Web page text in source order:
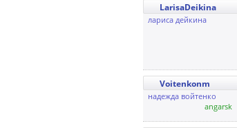
LarisaDeikina
лариса дейкина
Voitenkonm
надежда войтенко
angarsk